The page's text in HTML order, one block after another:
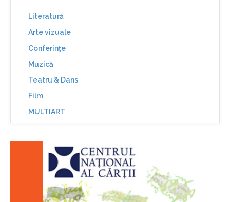
Literatură
Arte vizuale
Conferinţe
Muzică
Teatru & Dans
Film
MULTIART